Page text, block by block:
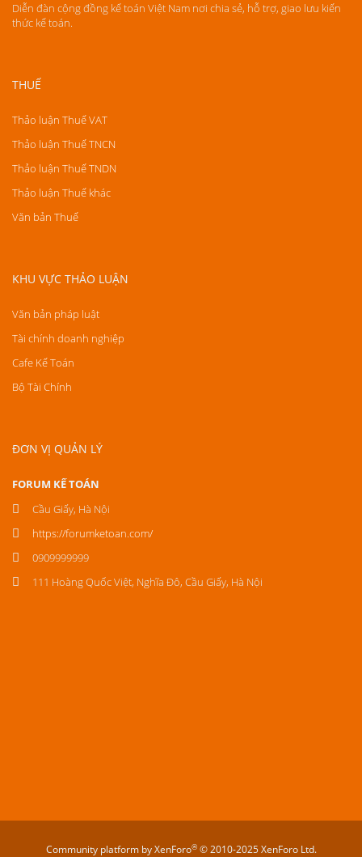
Diễn đàn cộng đồng kế toán Việt Nam nơi chia sẻ, hỗ trợ, giao lưu kiến
thức kế toán.
THUẾ
Thảo luận Thuế VAT
Thảo luận Thuế TNCN
Thảo luận Thuế TNDN
Thảo luận Thuế khác
Văn bản Thuế
KHU VỰC THẢO LUẬN
Văn bản pháp luật
Tài chính doanh nghiệp
Cafe Kế Toán
Bộ Tài Chính
ĐƠN VỊ QUẢN LÝ
FORUM KẾ TOÁN
Cầu Giấy, Hà Nội
https://forumketoan.com/
0909999999
111 Hoàng Quốc Việt, Nghĩa Đô, Cầu Giấy, Hà Nội
Community platform by XenForo® © 2010-2025 XenForo Ltd.